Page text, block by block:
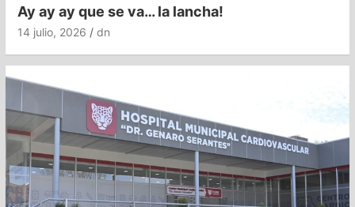
Ay ay ay que se va… la lancha!
14 julio, 2026 dn